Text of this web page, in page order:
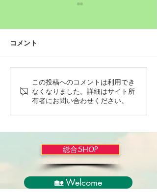
Wordだけで作っちゃおう
～★みことば職人るちゃ
ん('◇')ゞ
コメント
この投稿へのコメントは利用でき
なくなりました。詳細はサイト所
有者にお問い合わせください。
総合SHOP
🏡 Welcome